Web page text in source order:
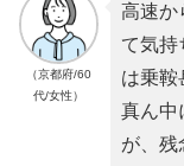
（京都府/60
代/女性）
高速か
て気持
は乗鞍
真ん中
が、残